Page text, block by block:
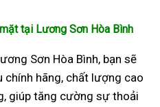
tại Lương Sơn Hòa Bình
Sơn Hòa Bình, bạn sẽ
hãng, chất lượng cao
giúp tăng cường sự thoải